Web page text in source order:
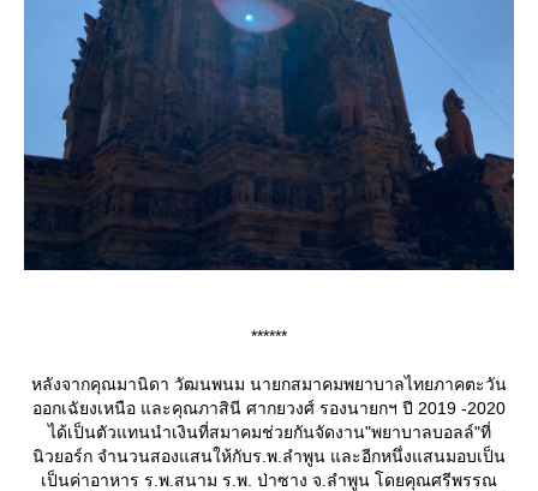
******
หลังจากคุณมานิดา วัฒนพนม นายกสมาคมพยาบาลไทยภาคตะวัน
ออกเฉัยงเหนือ และคุณภาสินี ศากยวงศ์ รองนายกฯ ปี 2019 -2020
ได้เป็นตัวแทนนำเงินที่สมาคมช่วยกันจัดงาน"พยาบาลบอลล์"ที่
นิวยอร์ก จำนวนสองแสนให้กับร.พ.ลำพูน และอีกหนึ่งแสนมอบเป็น
เป็นค่าอาหาร ร.พ.สนาม ร.พ. ป่าซาง จ.ลำพูน โดยคุณศรีพรรณ